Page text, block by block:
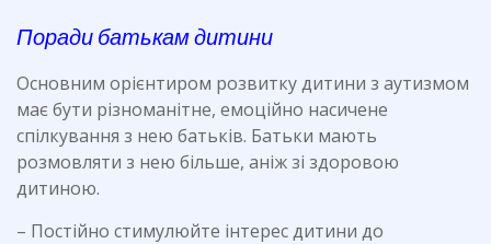
Поради батькам дитини
Основним орієнтиром розвитку дитини з аутизмом
має бути різноманітне, емоційно насичене
спілкування з нею батьків. Батьки мають
розмовляти з нею більше, аніж зі здоровою
дитиною.
– Постійно стимулюйте інтерес дитини до